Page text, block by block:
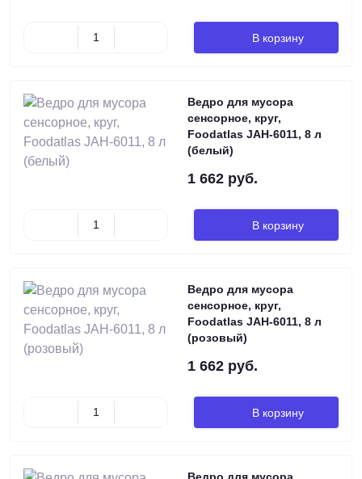
В корзину
Ведро для мусора
сенсорное, круг,
Foodatlas JAH-6011, 8 л
(белый)
1 662 руб.
В корзину
Ведро для мусора
сенсорное, круг,
Foodatlas JAH-6011, 8 л
(розовый)
1 662 руб.
В корзину